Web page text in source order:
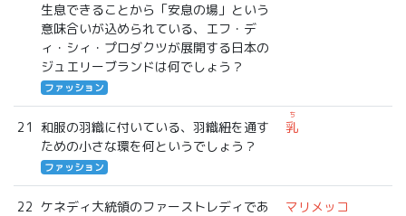
生息できることから「安息の場」という
意味合いが込められている、エフ・デ
ィ・シィ・プロダクツが展開する日本の
ジュエリーブランドは何でしょう？
ファッション
21 和服の羽織に付いている、羽織紐を通す
ための小さな環を何というでしょう？
ファッション
乳
ち
22 ケネディ大統領のファーストレディであ マリメッコ